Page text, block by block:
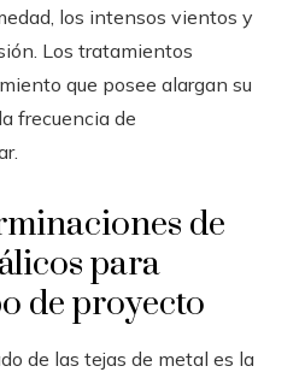
los intensos vientos y
Los tratamientos
que posee alargan su
frecuencia de
de
para
de proyecto
de las tejas de metal es la